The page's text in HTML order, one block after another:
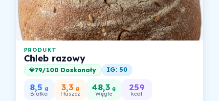
PRODUKT
Chleb razowy
💎79/100 Doskonały IG: 50
8,5 g
Białko
3,3 g
Tłuszcz
48,3 g
Węgle
259
kcal